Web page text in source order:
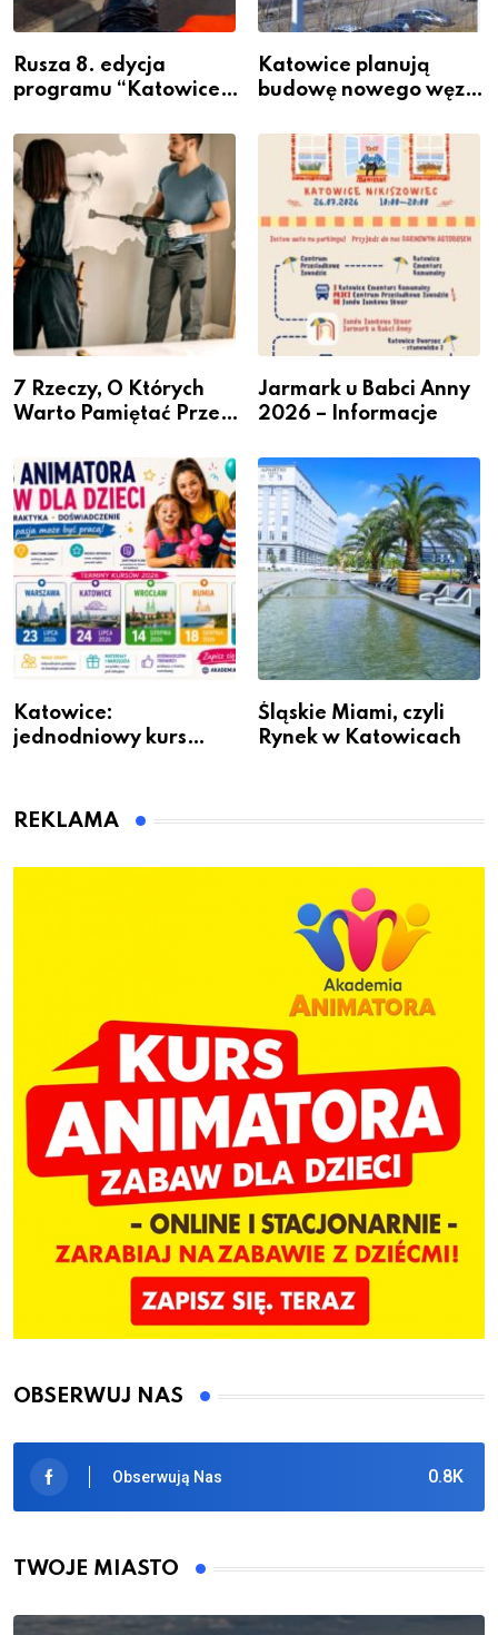
Rusza 8. edycja
programu “Katowice
– nabór dla
przedsiębiorców
Katowice planują
budowę nowego węzła
Podlesiu
7 Rzeczy, O Których
Warto Pamiętać Przed
Jarmark u Babci Anny
2026 – Informacje
Katowice:
jednodniowy kurs
dzieci
Śląskie Miami, czyli
Rynek w Katowicach
REKLAMA
OBSERWUJ NAS
0.8K
Obserwują Nas
TWOJE MIASTO